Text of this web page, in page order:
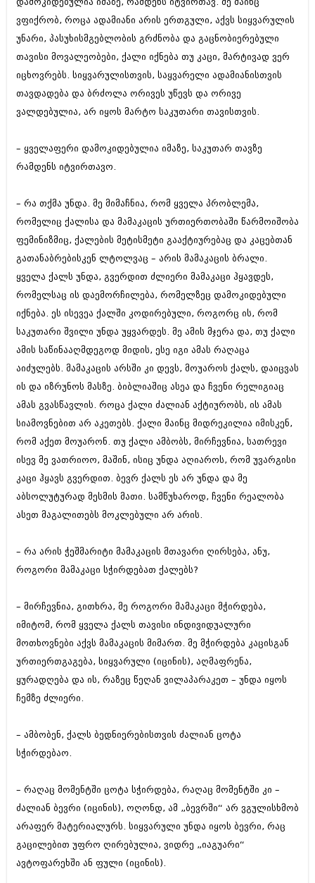
მარტი 2014 (413)
თებერვალი 2014 (318)
დეკემბერი 2013 (365)
ნოემბერი 2013 (279)
ოქტომბერი 2013 (256)
სექტემბერი 2013 (368)
აგვისტო 2013 (89)
ივლისი 2013 (182)
მაისი 2013 (259)
მარტი 2013 (352)
იანვარი 2013 (334)
ნოემბერი 2012 (295)
ოქტომბერი 2012 (350)
სექტემბერი 2012 (264)
აგვისტო 2012 (268)
ივლისი 2012 (322)
ივნისი 2012 (282)
მაისი 2012 (240)
აპრილი 2012 (294)
თებერვალი 2012 (376)
იანვარი 2012 (322)
ნოემბერი 2011 (471)
სექტემბერი 2011 (407)
აგვისტო 2011 (249)
ივლისი 2011 (400)
ივნისი 2011 (438)
აპრილი 2011 (294)
მარტი 2011 (654)
თებერვალი 2011 (329)
დეკემბერი 2010 (881)
ნოემბერი 2010 (422)
აგვისტო 2010 (461)
ივლისი 2010 (556)
ივნისი 2010 (685)
მაისი 2010 (232)
აპრილი 2010 (229)
მარტი 2010 (454)
თებერვალი 2010 (421)
ნოემბერი 2009 (308)
ოქტომბერი 2009 (382)
ივლისი 2009 (118)
თებერვალი 0216 (1)
დეკემბერი 0215 (1)
ოქტომბერი 0215 (1)
აგვისტო 0215 (2)
აგვისტო 0212 (1)
ვფიქრობ, როცა ადამიანი არის ერთგული, აქვს სიყვარულის
უნარი, პასუხისმგებლობის გრძნობა და გაცნობიერებული
თავისი მოვალეობები, ქალი იქნება თუ კაცი, მარტივად ვერ
იცხოვრებს. სიყვარულისთვის, საყვარელი ადამიანისთვის
თავდადება და ბრძოლა ორივეს უწევს და ორივე
ვალდებულია, არ იყოს მარტო საკუთარი თავისთვის.
– ყველაფერი დამოკიდებულია იმაზე, საკუთარ თავზე
რამდენს იტვირთავო.
– რა თქმა უნდა. მე მიმაჩნია, რომ ყველა პრობლემა,
რომელიც ქალისა და მამაკაცის ურთიერთობაში წარმოიშობა
ფემინიზმიც, ქალების მეტისმეტი გააქტიურებაც და კაცებთან
გათანაბრებისკენ ლტოლვაც – არის მამაკაცის ბრალი.
ყველა ქალს უნდა, გვერდით ძლიერი მამაკაცი ჰყავდეს,
რომელსაც ის დაემორჩილება, რომელზეც დამოკიდებული
იქნება. ეს ისევეა ქალში კოდირებული, როგორც ის, რომ
საკუთარი შვილი უნდა უყვარდეს. მე ამის მჯერა და, თუ ქალი
ამის საწინააღმდეგოდ მიდის, ესე იგი ამას რაღაცა
აიძულებს. მამაკაცის არსში კი დევს, მოუაროს ქალს, დაიცვას
ის და იზრუნოს მასზე. ბიბლიაშიც ასეა და ჩვენი რელიგიაც
ამას გვასწავლის. როცა ქალი ძალიან აქტიურობს, ის ამას
სიამოვნებით არ აკეთებს. ქალი მაინც მიდრეკილია იმისკენ,
რომ აქეთ მოუარონ. თუ ქალი ამბობს, მირჩევნია, სათრევი
ისევ მე ვათრიოო, მაშინ, ისიც უნდა აღიაროს, რომ უვარგისი
კაცი ჰყავს გვერდით. ბევრ ქალს ეს არ უნდა და მე
აბსოლუტურად მესმის მათი. სამწუხაროდ, ჩვენი რეალობა
ასეთ მაგალითებს მოკლებული არ არის.
– რა არის ჭეშმარიტი მამაკაცის მთავარი ღირსება, ანუ,
როგორი მამაკაცი სჭირდებათ ქალებს?
– მირჩევნია, გითხრა, მე როგორი მამაკაცი მჭირდება,
იმიტომ, რომ ყველა ქალს თავისი ინდივიდუალური
მოთხოვნები აქვს მამაკაცის მიმართ. მე მჭირდება კაცისგან
ურთიერთგაგება, სიყვარული (იცინის), აღმაფრენა,
ყურადღება და ის, რაზეც წეღან ვილაპარაკეთ – უნდა იყოს
ჩემზე ძლიერი.
– ამბობენ, ქალს ბედნიერებისთვის ძალიან ცოტა
სჭირდებაო.
– რაღაც მომენტში ცოტა სჭირდება, რაღაც მომენტში კი –
ძალიან ბევრი (იცინის), ოღონდ, ამ „ბევრში“ არ ვგულისხმობ
არაფერ მატერიალურს. სიყვარული უნდა იყოს ბევრი, რაც
გაცილებით უფრო ღირებულია, ვიდრე „იაგუარი“
ავტოფარეხში ან ფული (იცინის).